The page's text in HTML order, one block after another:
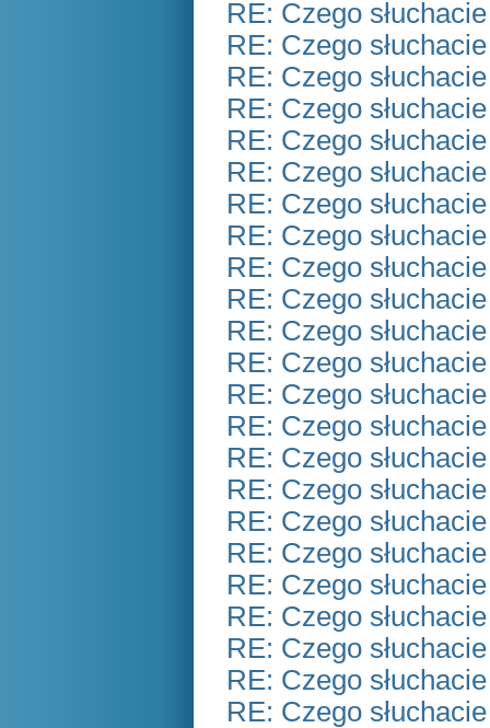
RE: Czego
RE: Czego
RE: Czego
RE: Czego
RE: Czego
RE: Czego
RE: Czego
RE: Czego
RE: Czego
RE: Czego
RE: Czego
RE: Czego
RE: Czego
RE: Czego
RE: Czego
RE: Czego
RE: Czego
RE: Czego
RE: Czego
RE: Czego
RE: Czego
RE: Czego
RE: Czego